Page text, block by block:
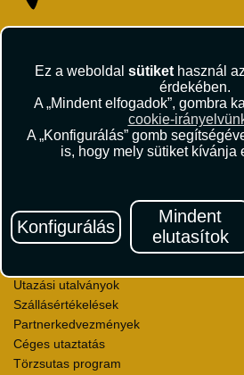
Ez a weboldal sütikethasznál
érdekében.
A „Mindent elfogadok”, gombra
cookie-
A „Konfigurálás” gomb
is, hogy mely sütiket kívánja
Konfigurálás
Mindent
elutasítok
VISTA Utazási Iroda
Andrássy út 1.
andrassy@vista.hu
Utasbiztosítás
Vízumügyintézés
Utazási utalványok
Szállásértékelések
Partnerkedvezmények
Céges utaztatás
Törzsutas program